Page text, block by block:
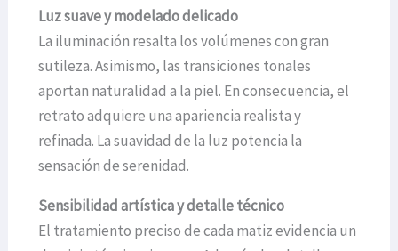
Luz suave y modelado delicado
La iluminación resalta los volúmenes con gran
sutileza. Asimismo, las transiciones tonales
aportan naturalidad a la piel. En consecuencia, el
retrato adquiere una apariencia realista y
refinada. La suavidad de la luz potencia la
sensación de serenidad.
Sensibilidad artística y detalle técnico
El tratamiento preciso de cada matiz evidencia un